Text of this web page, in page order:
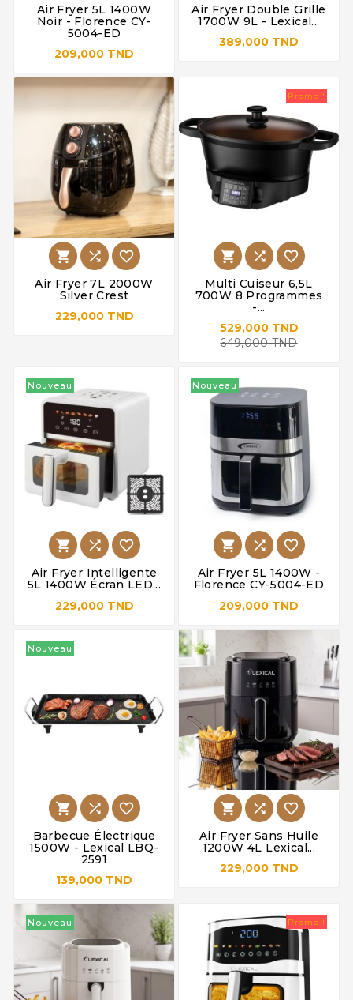
Air Fryer 5L 1400W
Noir - Florence CY-
5004-ED
209,000 TND
Air Fryer Double Grille
1700W 9L - Lexical...
389,000 TND
  
Air Fryer 7L 2000W
Silver Crest
229,000 TND
Promo !
  
Multi Cuiseur 6,5L
700W 8 Programmes
-...
529,000 TND
649,000 TND
Nouveau
  
Air Fryer Intelligente
5L 1400W Écran LED...
229,000 TND
Nouveau
  
Air Fryer 5L 1400W -
Florence CY-5004-ED
209,000 TND
Nouveau
  
Barbecue Électrique
1500W - Lexical LBQ-
2591
139,000 TND
  
Air Fryer Sans Huile
1200W 4L Lexical...
229,000 TND
Nouveau Promo !